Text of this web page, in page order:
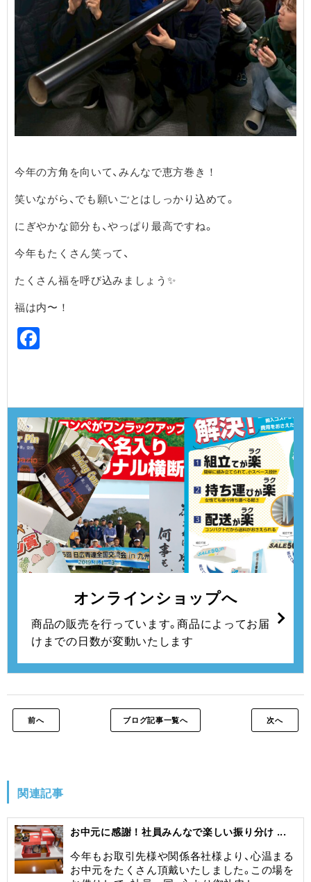
今年の方角を向いて、みんなで恵方巻き！
笑いながら、でも願いごとはしっかり込めて。
にぎやかな節分も、やっぱり最高ですね。
今年もたくさん笑って、
たくさん福を呼び込みましょう✨
福は内〜！
オンラインショップへ
商品の販売を行っています。商品によってお届
けまでの日数が変動いたします
前へ ブログ記事一覧へ 次へ
関連記事
お中元に感謝！社員みんなで楽しい振り分け ...
今年もお取引先様や関係各社様より、心温まる
お中元をたくさん頂戴いたしました。この場を